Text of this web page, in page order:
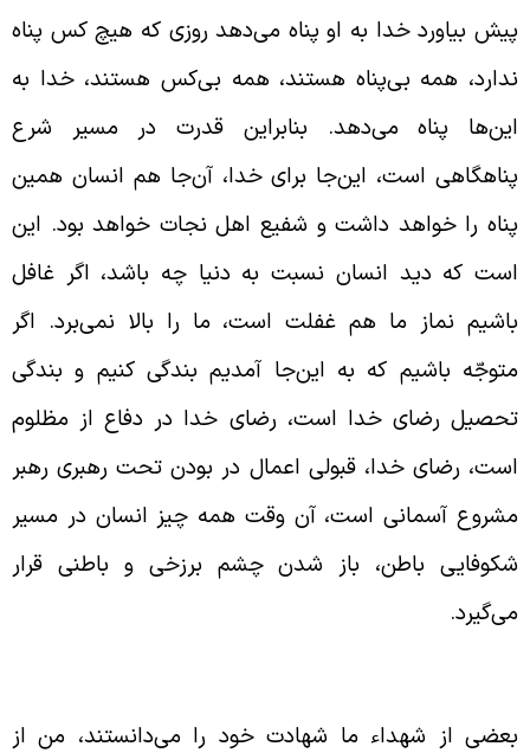
بیاورد خدا به او پناه می‌دهد روزی که هیچ کس پناه
همه بی‌پناه هستند، همه بی‌کس هستند، خدا به
پناه می‌دهد. بنابراین قدرت در مسیر شرع
است، این‌جا برای خدا، آن‌جا هم انسان همین
را خواهد داشت و شفیع اهل نجات خواهد بود. این
که دید انسان نسبت به دنیا چه باشد، اگر غافل
نماز ما هم غفلت است، ما را بالا نمی‌برد. اگر
باشیم که به این‌جا آمدیم بندگی کنیم و بندگی
رضای خدا است، رضای خدا در دفاع از مظلوم
رضای خدا، قبولی اعمال در بودن تحت رهبری رهبر
آسمانی است، آن وقت همه چیز انسان در مسیر
باطن، باز شدن چشم برزخی و باطنی قرار
از شهداء ما شهادت خود را می‌دانستند، من از